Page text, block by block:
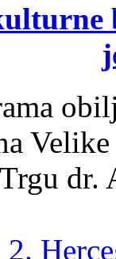
Trgu dr.